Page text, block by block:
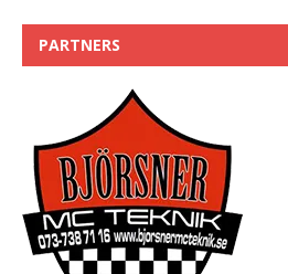
PARTNERS